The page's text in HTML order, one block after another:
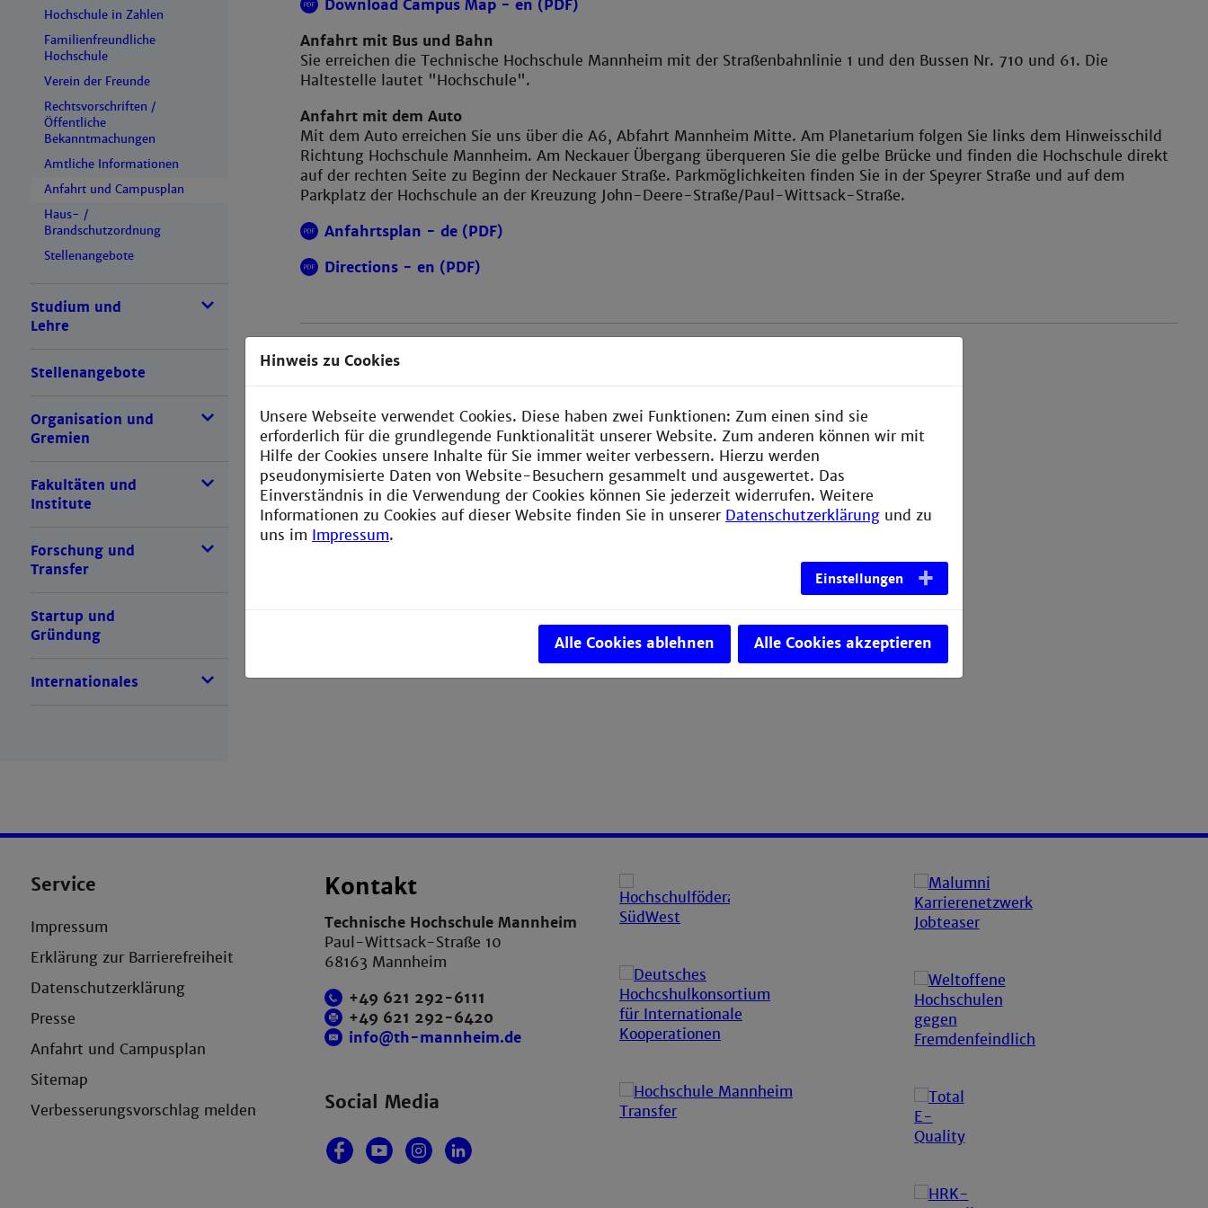
Hochschule in Zahlen
Familienfreundliche
Hochschule
Verein der Freunde
Rechtsvorschriften /
Öffentliche
Bekanntmachungen
Amtliche Informationen
Anfahrt und Campusplan
Haus- /
Brandschutzordnung
Stellenangebote
Studium und
Lehre
Stellenangebote
Organisation und
Gremien
Fakultäten und
Institute
Forschung und
Transfer
Startup und
Gründung
Internationales
Download Campus Map - en (PDF)
Anfahrt mit Bus und Bahn
Sie erreichen die Technische Hochschule Mannheim mit der Straßenbahnlinie 1 und den Bussen Nr. 710 und 61. Die
Haltestelle lautet "Hochschule".
Anfahrt mit dem Auto
Mit dem Auto erreichen Sie uns über die A6, Abfahrt Mannheim Mitte. Am Planetarium folgen Sie links dem Hinweisschild
Richtung Hochschule Mannheim. Am Neckauer Übergang überqueren Sie die gelbe Brücke und finden die Hochschule direkt
auf der rechten Seite zu Beginn der Neckauer Straße. Parkmöglichkeiten finden Sie in der Speyrer Straße und auf dem
Parkplatz der Hochschule an der Kreuzung John-Deere-Straße/Paul-Wittsack-Straße.
Anfahrtsplan - de (PDF)
Directions - en (PDF)
Service
Impressum
Erklärung zur Barrierefreiheit
Datenschutzerklärung
Presse
Anfahrt und Campusplan
Sitemap
Verbesserungsvorschlag melden
Kontakt
Technische Hochschule Mannheim
Paul-Wittsack-Straße 10
68163 Mannheim
+49 621 292-6111
+49 621 292-6420
info@th-mannheim.de
Social Media
Hinweis zu Cookies
Unsere Webseite verwendet Cookies. Diese haben zwei Funktionen: Zum einen sind sie
erforderlich für die grundlegende Funktionalität unserer Website. Zum anderen können wir mit
Hilfe der Cookies unsere Inhalte für Sie immer weiter verbessern. Hierzu werden
pseudonymisierte Daten von Website-Besuchern gesammelt und ausgewertet. Das
Einverständnis in die Verwendung der Cookies können Sie jederzeit widerrufen. Weitere
Informationen zu Cookies auf dieser Website finden Sie in unserer Datenschutzerklärung und zu
uns im Impressum.
Einstellungen
Alle Cookies ablehnen Alle Cookies akzeptieren